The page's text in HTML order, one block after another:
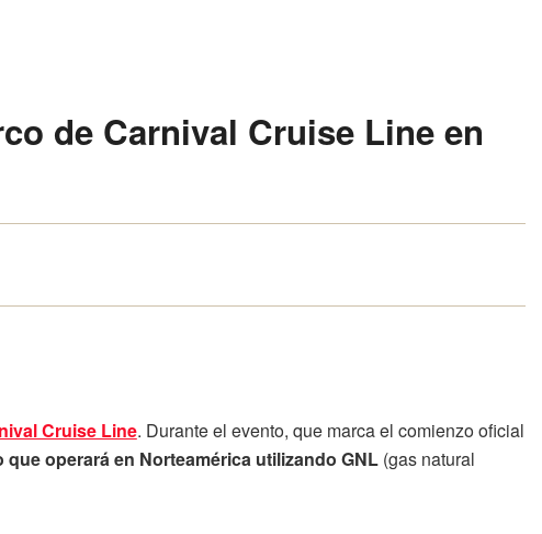
de Carnival Cruise Line en
Cruise Line. Durante el evento, que marca el comienzo oficial
que operará en Norteamérica utilizando GNL(gas natural